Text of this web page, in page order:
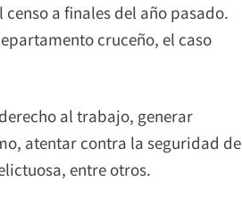
a finales del año pasado.
cruceño, el caso
al trabajo, generar
atentar contra la seguridad de
entre otros.